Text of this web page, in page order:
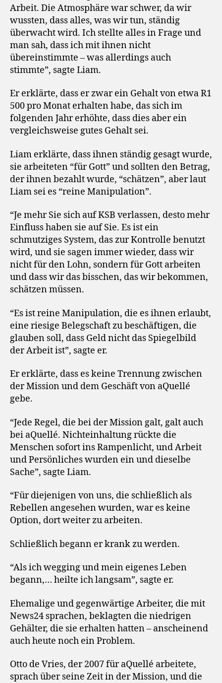
Arbeit. Die Atmosphäre war schwer, da wir
wussten, dass alles, was wir tun, ständig
überwacht wird. Ich stellte alles in Frage und
man sah, dass ich mit ihnen nicht
übereinstimmte – was allerdings auch
stimmte”, sagte Liam.
Er erklärte, dass er zwar ein Gehalt von etwa R1
500 pro Monat erhalten habe, das sich im
folgenden Jahr erhöhte, dass dies aber ein
vergleichsweise gutes Gehalt sei.
Liam erklärte, dass ihnen ständig gesagt wurde,
sie arbeiteten “für Gott” und sollten den Betrag,
der ihnen bezahlt wurde, “schätzen”, aber laut
Liam sei es “reine Manipulation”.
“Je mehr Sie sich auf KSB verlassen, desto mehr
Einfluss haben sie auf Sie. Es ist ein
schmutziges System, das zur Kontrolle benutzt
wird, und sie sagen immer wieder, dass wir
nicht für den Lohn, sondern für Gott arbeiten
und dass wir das bisschen, das wir bekommen,
schätzen müssen.
“Es ist reine Manipulation, die es ihnen erlaubt,
eine riesige Belegschaft zu beschäftigen, die
glauben soll, dass Geld nicht das Spiegelbild
der Arbeit ist”, sagte er.
Er erklärte, dass es keine Trennung zwischen
der Mission und dem Geschäft von aQuellé
gebe.
“Jede Regel, die bei der Mission galt, galt auch
bei aQuellé. Nichteinhaltung rückte die
Menschen sofort ins Rampenlicht, und Arbeit
und Persönliches wurden ein und dieselbe
Sache”, sagte Liam.
“Für diejenigen von uns, die schließlich als
Rebellen angesehen wurden, war es keine
Option, dort weiter zu arbeiten.
Schließlich begann er krank zu werden.
“Als ich wegging und mein eigenes Leben
begann,… heilte ich langsam”, sagte er.
Ehemalige und gegenwärtige Arbeiter, die mit
News24 sprachen, beklagten die niedrigen
Gehälter, die sie erhalten hatten – anscheinend
auch heute noch ein Problem.
Otto de Vries, der 2007 für aQuellé arbeitete,
sprach über seine Zeit in der Mission, und die